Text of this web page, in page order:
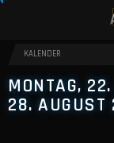
KALENDER
MONTAG,
28. AUGUST